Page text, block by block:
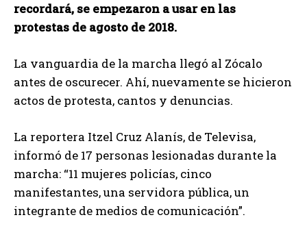
recordará, se empezaron a usar en las
protestas de agosto de 2018.
La vanguardia de la marcha llegó al Zócalo
antes de oscurecer. Ahí, nuevamente se hicieron
actos de protesta, cantos y denuncias.
La reportera Itzel Cruz Alanís, de Televisa,
informó de 17 personas lesionadas durante la
marcha: “11 mujeres policías, cinco
manifestantes, una servidora pública, un
integrante de medios de comunicación”.